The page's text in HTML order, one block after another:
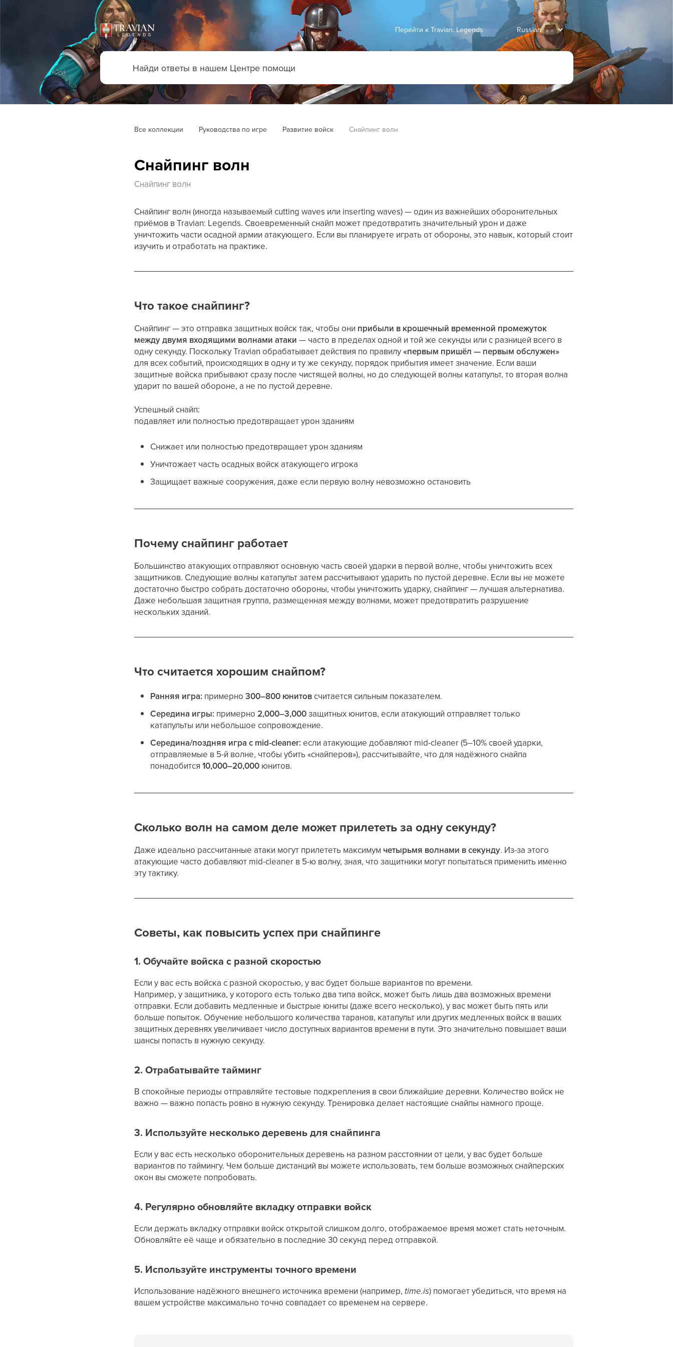
Перейти к Travian: Legends
Все коллекции Руководства по игре Развитие войск Снайпинг волн
Снайпинг волн
Снайпинг волн
Снайпинг волн (иногда называемый cutting waves или inserting waves) — один из важнейших оборонительных
приёмов в Travian: Legends. Своевременный снайп может предотвратить значительный урон и даже
уничтожить части осадной армии атакующего. Если вы планируете играть от обороны, это навык, который стоит
изучить и отработать на практике.
Что такое снайпинг?
Снайпинг — это отправка защитных войск так, чтобы они прибыли в крошечный временной промежуток
между двумя входящими волнами атаки — часто в пределах одной и той же секунды или с разницей всего в
одну секунду. Поскольку Travian обрабатывает действия по правилу«первым пришёл — первым обслужен»
для всех событий, происходящих в одну и ту же секунду, порядок прибытия имеет значение. Если ваши
защитные войска прибывают сразу после чистящей волны, но до следующей волны катапульт, то вторая волна
ударит по вашей обороне, а не по пустой деревне.
Успешный снайп:
подавляет или полностью предотвращает урон зданиям
Снижает или полностью предотвращает урон зданиям
Уничтожает часть осадных войск атакующего игрока
Защищает важные сооружения, даже если первую волну невозможно остановить
Почему снайпинг работает
Большинство атакующих отправляют основную часть своей ударки в первой волне, чтобы уничтожить всех
защитников. Следующие волны катапульт затем рассчитывают ударить по пустой деревне. Если вы не можете
достаточно быстро собрать достаточно обороны, чтобы уничтожить ударку, снайпинг — лучшая альтернатива.
Даже небольшая защитная группа, размещенная между волнами, может предотвратить разрушение
нескольких зданий.
Что считается хорошим снайпом?
Ранняя игра: примерно300–800 юнитовсчитается сильным показателем.
Середина игры: примерно2,000–3,000защитных юнитов, если атакующий отправляет только
катапульты или небольшое сопровождение.
Середина/поздняя игра с mid-cleaner: если атакующие добавляют mid-cleaner (5–10% своей ударки,
отправляемые в 5-й волне, чтобы убить «снайперов»), рассчитывайте, что для надёжного снайпа
понадобится10,000–20,000 юнитов.
Сколько волн на самом деле может прилететь за одну секунду?
Даже идеально рассчитанные атаки могут прилететь максимумчетырьмя волнами в секунду. Из-за этого
атакующие часто добавляют mid-cleaner в 5-ю волну, зная, что защитники могут попытаться применить именно
эту тактику.
Советы, как повысить успех при снайпинге
1. Обучайте войска с разной скоростью
Если у вас есть войска с разной скоростью, у вас будет больше вариантов по времени.
Например, у защитника, у которого есть только два типа войск, может быть лишь два возможных времени
отправки. Если добавить медленные и быстрые юниты (даже всего несколько), у вас может быть пять или
больше попыток. Обучение небольшого количества таранов, катапульт или других медленных войск в ваших
защитных деревнях увеличивает число доступных вариантов времени в пути. Это значительно повышает ваши
шансы попасть в нужную секунду.
2. Отрабатывайте тайминг
В спокойные периоды отправляйте тестовые подкрепления в свои ближайшие деревни. Количество войск не
важно — важно попасть ровно в нужную секунду. Тренировка делает настоящие снайпы намного проще.
3. Используйте несколько деревень для снайпинга
Если у вас есть несколько оборонительных деревень на разном расстоянии от цели, у вас будет больше
вариантов по таймингу. Чем больше дистанций вы можете использовать, тем больше возможных снайперских
окон вы сможете попробовать.
4. Регулярно обновляйте вкладку отправки войск
Если держать вкладку отправки войск открытой слишком долго, отображаемое время может стать неточным.
Обновляйте её чаще и обязательно в последние 30 секунд перед отправкой.
5. Используйте инструменты точного времени
Использование надёжного внешнего источника времени (например, time.is) помогает убедиться, что время на
вашем устройстве максимально точно совпадает со временем на сервере.